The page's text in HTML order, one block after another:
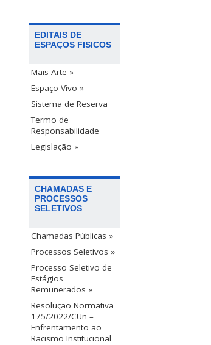
EDITAIS DE
ESPAÇOS FISICOS
Mais Arte »
Espaço Vivo »
Sistema de Reserva
Termo de
Responsabilidade
Legislação »
CHAMADAS E
PROCESSOS
SELETIVOS
Chamadas Públicas »
Processos Seletivos »
Processo Seletivo de
Estágios
Remunerados »
Resolução Normativa
175/2022/CUn –
Enfrentamento ao
Racismo Institucional